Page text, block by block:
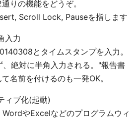
りの機能をどうぞ。
Scroll Lock, Pauseを指します
入力
とタイムスタンプを入力。
、絶対に半角入力される。"報告書
名前を付けるのも一発OK。
ィブ化(起動)
やExcelなどのプログラムウィ